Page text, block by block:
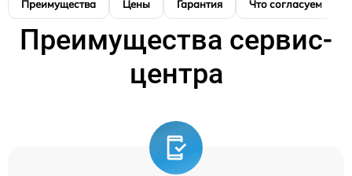
Преимущества Цены Гарантия Что согласуем
Преимущества сервис-
центра